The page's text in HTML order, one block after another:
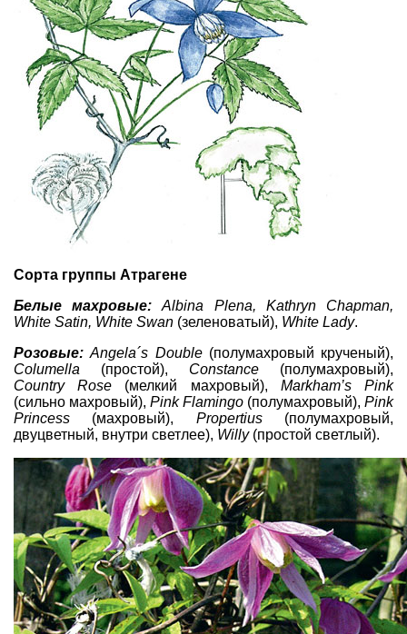
Сорта группы Атрагене
Белые махровые:
Albina Plena, Kathryn Chapman,
White Satin, White Swan (зеленоватый), White Lady.
Розовые:Angela´s Double(полумахровый крученый),
Columella (простой), Constance (полумахровый),
Country Rose (мелкий махровый), Markham’s Pink
(сильно махровый), Pink Flamingo (полумахровый), Pink
Princess (махровый), Propertius(полумахровый,
двуцветный, внутри светлее), Willy (простой светлый).